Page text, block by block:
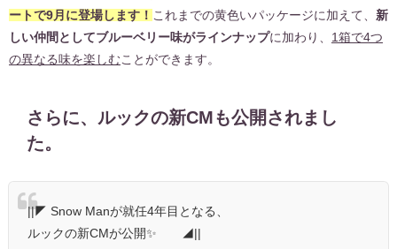
ートで9月に登場します！ これまでの黄色いパッケージに加えて、 新
しい仲間としてブルーベリー味がラインナップに加わり、 1箱で4つ
の異なる味を楽しむ ことができます。
さらに、ルックの新CMも公開されまし
た。
||◤ Snow Manが就任4年目となる、
ルックの新CMが公開✨ ◢||